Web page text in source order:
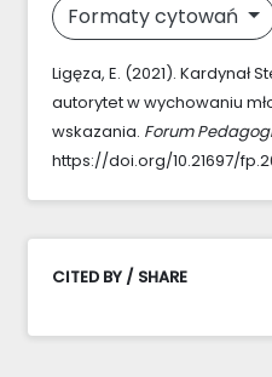
Formaty cytowań
Ligęza, E. (2021). Kardynał
autorytet w wychowaniu
wskazania. Forum
https://doi.org/10.21697/
CITED BY / SHARE